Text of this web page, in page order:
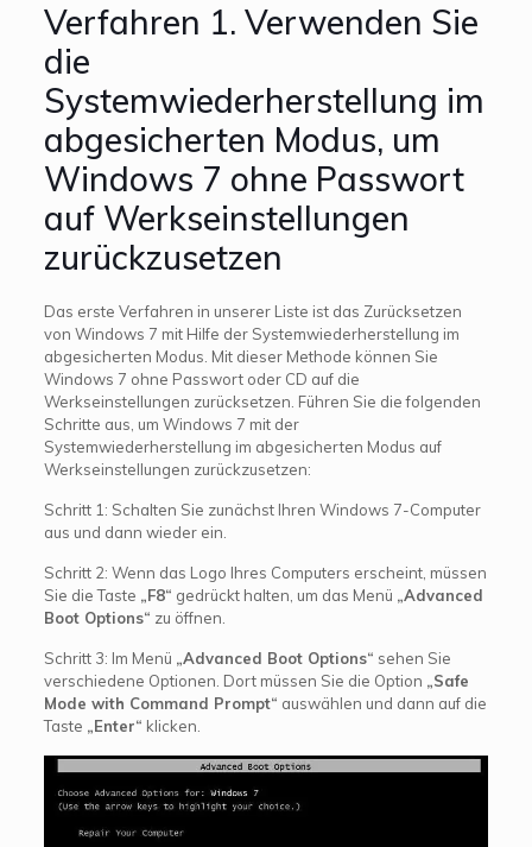
Verfahren 1. Verwenden Sie
die
Systemwiederherstellung im
abgesicherten Modus, um
Windows 7 ohne Passwort
auf Werkseinstellungen
zurückzusetzen
Das erste Verfahren in unserer Liste ist das Zurücksetzen
von Windows 7 mit Hilfe der Systemwiederherstellung im
abgesicherten Modus. Mit dieser Methode können Sie
Windows 7 ohne Passwort oder CD auf die
Werkseinstellungen zurücksetzen. Führen Sie die folgenden
Schritte aus, um Windows 7 mit der
Systemwiederherstellung im abgesicherten Modus auf
Werkseinstellungen zurückzusetzen:
Schritt 1: Schalten Sie zunächst Ihren Windows 7-Computer
aus und dann wieder ein.
Schritt 2: Wenn das Logo Ihres Computers erscheint, müssen
Sie die Taste „F8“ gedrückt halten, um das Menü „Advanced
Boot Options“ zu öffnen.
Schritt 3: Im Menü „Advanced Boot Options“ sehen Sie
verschiedene Optionen. Dort müssen Sie die Option „Safe
Mode with Command Prompt“ auswählen und dann auf die
Taste „Enter“ klicken.